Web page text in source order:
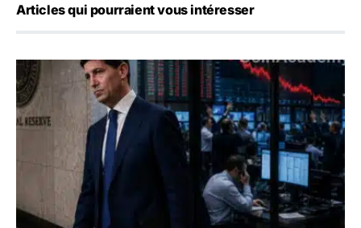
Articles qui pourraient vous intéresser
Kevin Warsh maintient sa communication minimaliste